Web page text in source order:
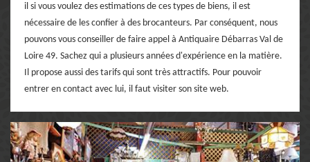
il si vous voulez des estimations de ces types de biens, il est
nécessaire de les confier à des brocanteurs. Par conséquent, nous
pouvons vous conseiller de faire appel à Antiquaire Débarras Val de
Loire 49. Sachez qui a plusieurs années d'expérience en la matière.
Il propose aussi des tarifs qui sont très attractifs. Pour pouvoir
entrer en contact avec lui, il faut visiter son site web.